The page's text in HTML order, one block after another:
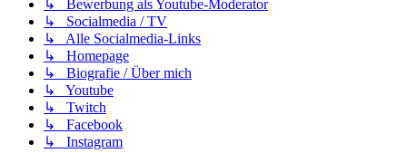
↳ Bewerbung als Youtube-Moderator
↳ Socialmedia / TV
↳ Alle Socialmedia-Links
↳ Homepage
↳ Biografie / Über mich
↳ Youtube
↳ Twitch
↳ Facebook
↳ Instagram